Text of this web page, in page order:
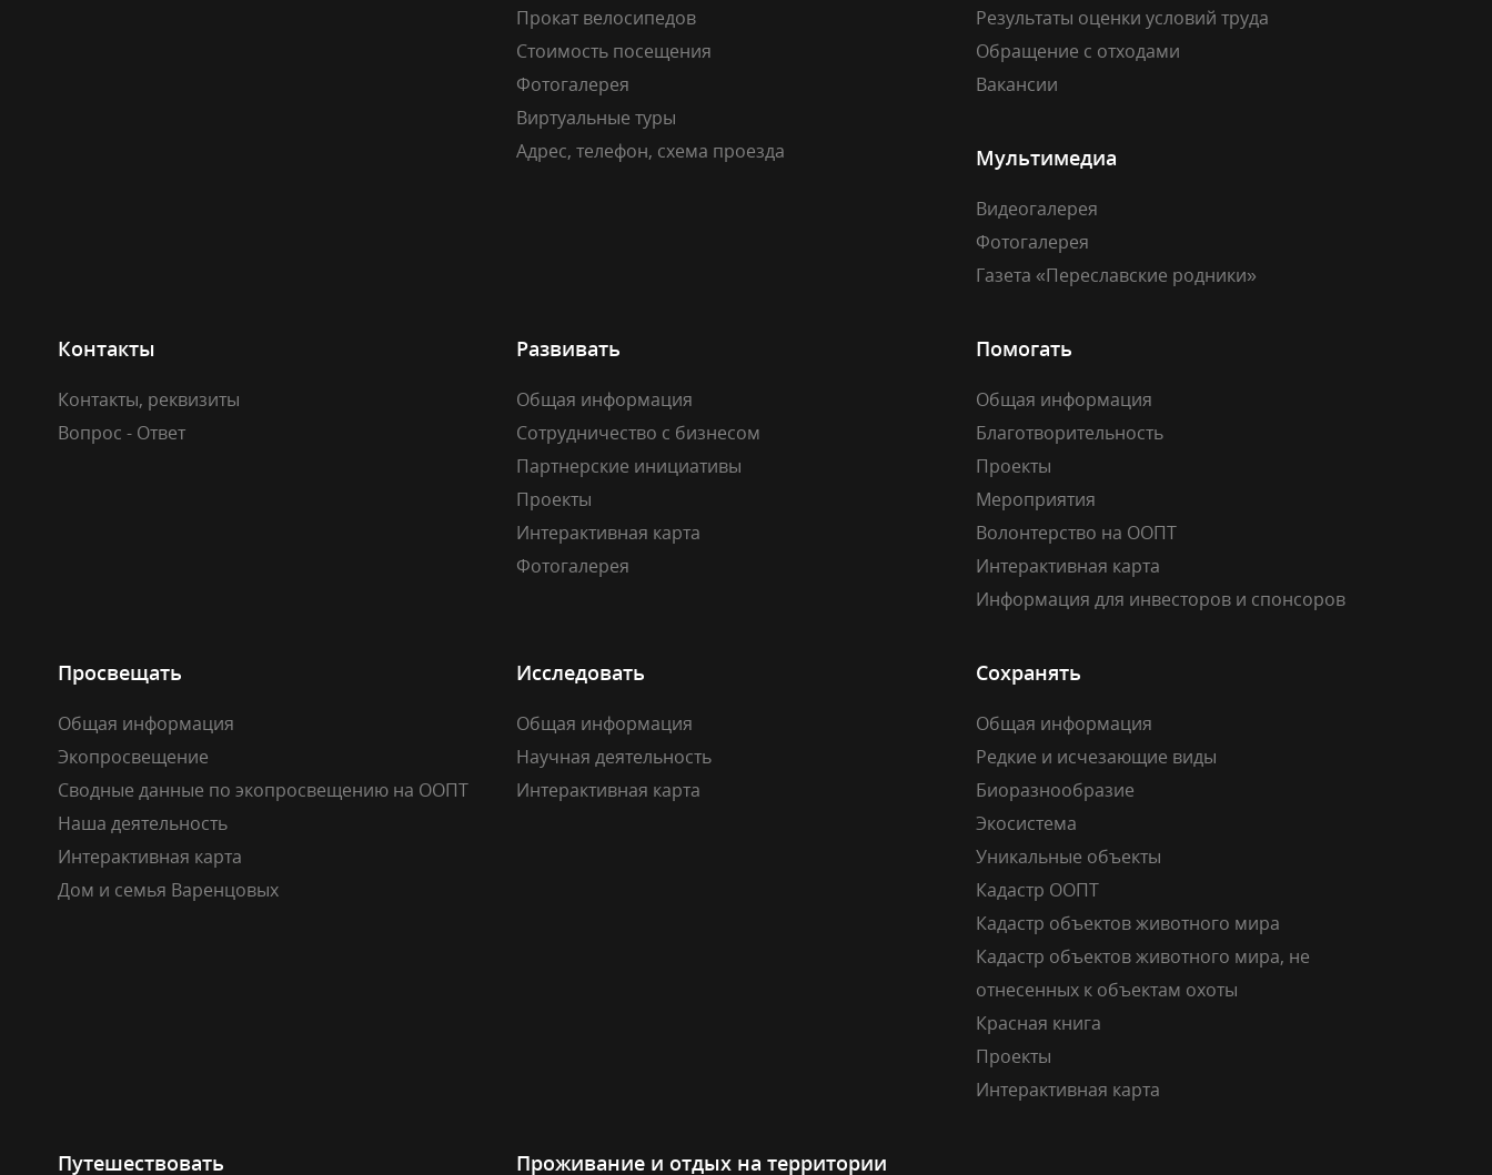
Прокат велосипедов
Стоимость посещения
Фотогалерея
Виртуальные туры
Адрес, телефон, схема проезда
Результаты оценки условий труда
Обращение с отходами
Вакансии
Мультимедиа
Видеогалерея
Фотогалерея
Газета «Переславские родники»
Контакты
Контакты, реквизиты
Вопрос - Ответ
Развивать
Общая информация
Сотрудничество с бизнесом
Партнерские инициативы
Проекты
Интерактивная карта
Фотогалерея
Помогать
Общая информация
Благотворительность
Проекты
Мероприятия
Волонтерство на ООПТ
Интерактивная карта
Информация для инвесторов и спонсоров
Просвещать
Общая информация
Экопросвещение
Сводные данные по экопросвещению на ООПТ
Наша деятельность
Интерактивная карта
Дом и семья Варенцовых
Исследовать
Общая информация
Научная деятельность
Интерактивная карта
Сохранять
Общая информация
Редкие и исчезающие виды
Биоразнообразие
Экосистема
Уникальные объекты
Кадастр ООПТ
Кадастр объектов животного мира
Кадастр объектов животного мира, не
отнесенных к объектам охоты
Красная книга
Проекты
Интерактивная карта
Путешествовать Проживание и отдых на территории